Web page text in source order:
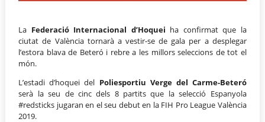
La Federació Internacional d’Hoquei ha confirmat que la
ciutat de València tornarà a vestir-se de gala per a desplegar
l’estora blava de Beteró i rebre a les millors seleccions de tot el
món.
L’estadi d’hoquei del Poliesportiu Verge del Carme-Beteró
serà la seu de cinc dels 8 partits que la selecció Espanyola
#redsticks jugaran en el seu debut en la FIH Pro League València
2019.